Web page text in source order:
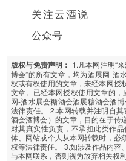
关注云酒说
公众号
版权与免责声明： 1.凡本网注明“
博会”的所有文章，均为酒展网-酒
权或有权使用的文章，未经本网授
文章。已经本网授权使用文章的
网-酒水展会糖酒会酒展糖酒会酒
法律责任。 2.本网转载并注明自
酒会酒博会）的文章，目的在于传
对其真实性负责，不承担此类作
体、网站或个人从本网转载时，必
权等法律责任。 3.如涉及作品内容
与本网联系，否则视为放弃相关权利